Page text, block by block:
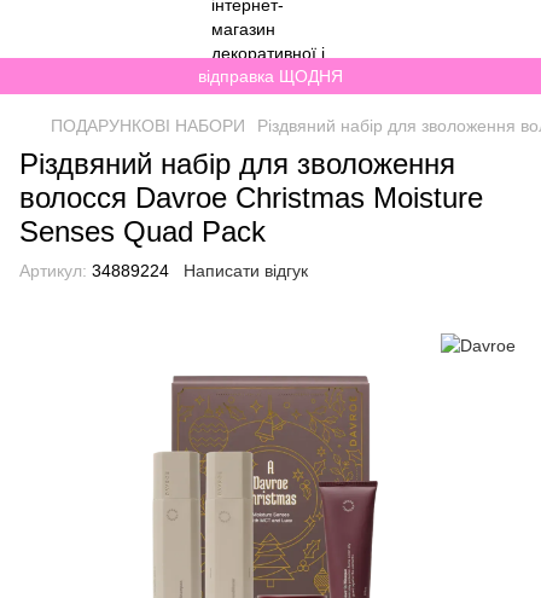
відправка ЩОДНЯ
ПОДАРУНКОВІ НАБОРИ Різдвяний набір для зволоження
Різдвяний набір для зволоження
волосся Davroe Christmas Moisture
Senses Quad Pack
Артикул: 34889224 Написати відгук